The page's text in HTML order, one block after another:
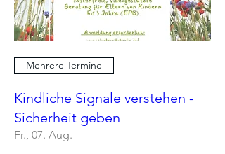
Mehrere Termine
Kindliche Signale verstehen -
Sicherheit geben
Fr., 07. Aug.